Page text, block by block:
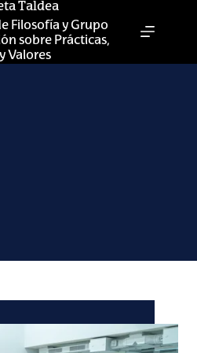
Taldea
Filosofía y Grupo
sobre Prácticas,
Valores